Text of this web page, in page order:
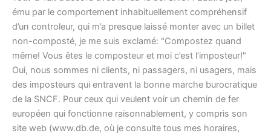
ému par le comportement inhabituellement compréhensif
d’un controleur, qui m’a presque laissé monter avec un billet
non-composté, je me suis exclamé: "Compostez quand
même! Vous êtes le composteur et moi c’est l’imposteur!"
Oui, nous sommes ni clients, ni passagers, ni usagers, mais
des imposteurs qui entravent la bonne marche burocratique
de la SNCF. Pour ceux qui veulent voir un chemin de fer
européen qui fonctionne raisonnablement, y compris son
site web (www.db.de, où je consulte tous mes horaires,